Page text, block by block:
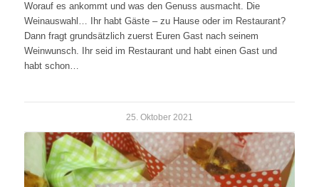
Worauf es ankommt und was den Genuss ausmacht. Die
Weinauswahl… Ihr habt Gäste – zu Hause oder im Restaurant?
Dann fragt grundsätzlich zuerst Euren Gast nach seinem
Weinwunsch. Ihr seid im Restaurant und habt einen Gast und
habt schon…
25. Oktober 2021